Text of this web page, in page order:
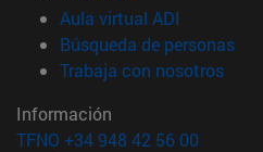
Aula virtual ADI
Búsqueda de personas
Trabaja con nosotros
Información
TFNO +34 948 42 56 00